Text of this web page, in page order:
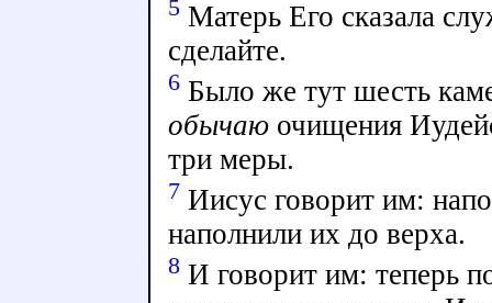
5Матерь Его сказала
сделайте.
6Было же тут шесть
обычаюочищения
три меры.
7 Иисус говорит им:
наполнили их до верха.
8И говорит им: теперь